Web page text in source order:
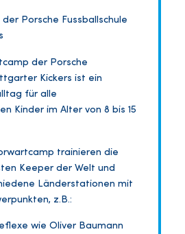
Porsche Fussballschule
der Porsche
Kickers ist ein
für alle
Kinder im Alter von 8 bis 15
trainieren die
Keeper der Welt und
Länderstationen mit
z.B.:
wie Oliver Baumann